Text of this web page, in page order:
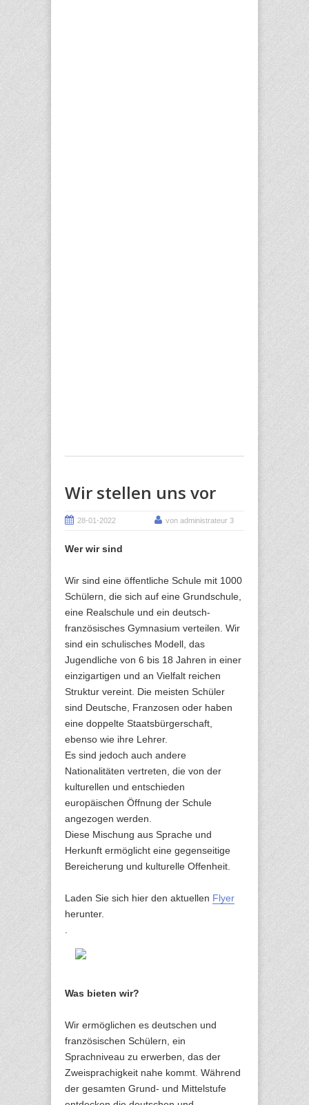
Wir stellen uns vor
28-01-2022 von administrateur 3
Wer wir sind
Wir sind eine öffentliche Schule mit 1000
Schülern, die sich auf eine Grundschule,
eine Realschule und ein deutsch-
französisches Gymnasium verteilen. Wir
sind ein schulisches Modell, das
Jugendliche von 6 bis 18 Jahren in einer
einzigartigen und an Vielfalt reichen
Struktur vereint. Die meisten Schüler
sind Deutsche, Franzosen oder haben
eine doppelte Staatsbürgerschaft,
ebenso wie ihre Lehrer.
Es sind jedoch auch andere
Nationalitäten vertreten, die von der
kulturellen und entschieden
europäischen Öffnung der Schule
angezogen werden.
Diese Mischung aus Sprache und
Herkunft ermöglicht eine gegenseitige
Bereicherung und kulturelle Offenheit.
Laden Sie sich hier den aktuellen Flyer
herunter.
Was bieten wir?
Wir ermöglichen es deutschen und
französischen Schülern, ein
Sprachniveau zu erwerben, das der
Zweisprachigkeit nahe kommt. Während
der gesamten Grund- und Mittelstufe